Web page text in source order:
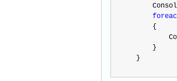
      {
      }
  }